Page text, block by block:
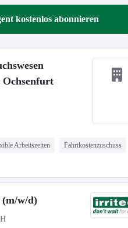
kostenlos abonnieren
Arbeitszeiten Fahrtkostenzuschuss
(m/w/d)